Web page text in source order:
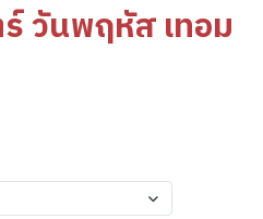
วันพฤหัส เทอม